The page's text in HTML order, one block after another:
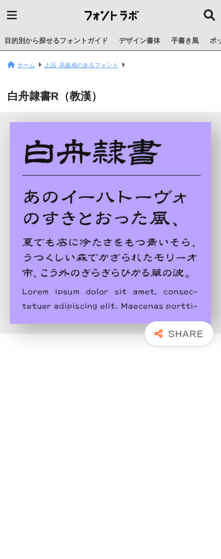
目的別から探せるフォントガイド デザイン書体 手書き風 ポ
ホーム 上品･高級感のあるフォント
白舟隷書R（教漢）